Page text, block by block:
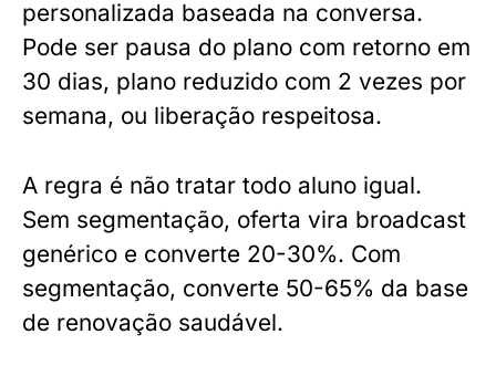
personalizada baseada na conversa.
Pode ser pausa do plano com retorno em
30 dias, plano reduzido com 2 vezes por
semana, ou liberação respeitosa.
A regra é não tratar todo aluno igual.
Sem segmentação, oferta vira broadcast
genérico e converte 20-30%. Com
segmentação, converte 50-65% da base
de renovação saudável.